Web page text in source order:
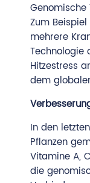
Genomische
Zum
mehrere
Technologie
Hitzestress
dem
In den
Pflanzen
Vitamine A,
die